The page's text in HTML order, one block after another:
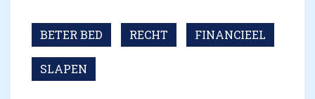
BETER BED RECHT FINANCIEEL
SLAPEN